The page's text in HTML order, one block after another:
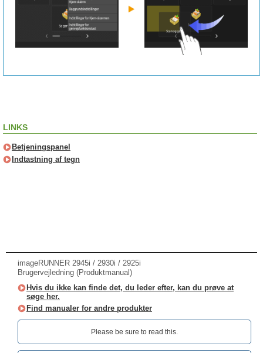
LINKS
Betjeningspanel
Indtastning af tegn
imageRUNNER 2945i / 2930i / 2925i
Brugervejledning (Produktmanual)
Hvis du ikke kan finde det, du leder efter, kan du prøve at
søge her.
Find manualer for andre produkter
Please be sure to read this.‎